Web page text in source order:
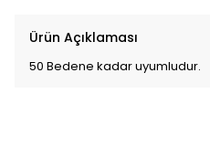
Ürün Açıklaması
50 Bedene kadar uyumludur.